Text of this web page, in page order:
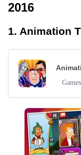
2016
1. Animation
Games